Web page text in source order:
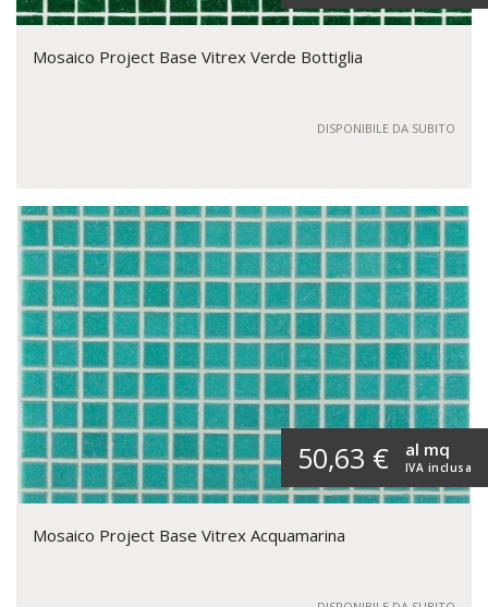
Mosaico Project Base Vitrex Verde Bottiglia
DISPONIBILE DA SUBITO
50,63 € IVA inclusa
al mq
Mosaico Project Base Vitrex Acquamarina